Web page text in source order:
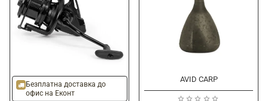
Ново
Безплатна доставка до
офис на Еконт
AVID CARP